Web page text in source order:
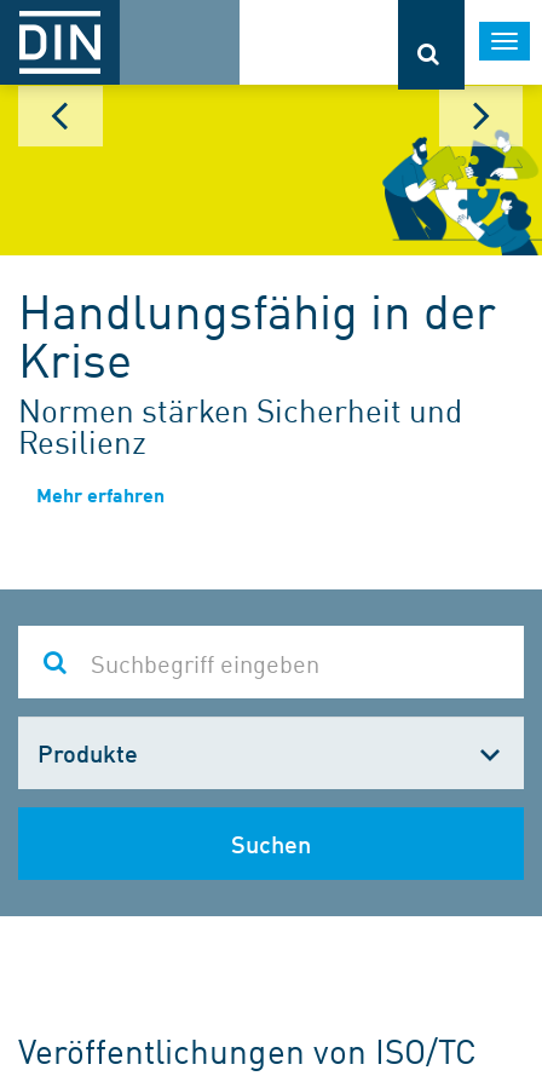
Handlungsfähig in der
Krise
Normen stärken Sicherheit und
Resilienz
Mehr erfahren
wählen
Suchen
Veröffentlichungen von ISO/TC